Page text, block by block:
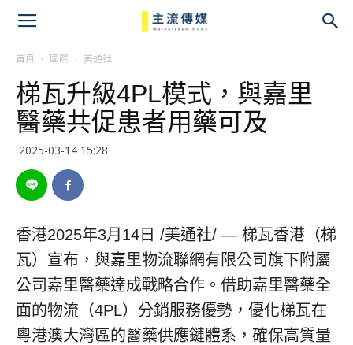
首頁 國際 美通社
梯瓦升級4PL模式，與嘉里
醫藥共促患者用藥可及
2025-03-14 15:28
香港2025年3月14日 /美通社/ — 梯瓦香港（梯
瓦）宣布，與嘉里物流聯網有限公司旗下附屬
公司嘉里醫藥達成戰略合作。借助嘉里醫藥全
面的物流（4PL）分銷服務優勢，優化梯瓦在
粵港澳大灣區的醫藥供應鏈體系，確保高質量